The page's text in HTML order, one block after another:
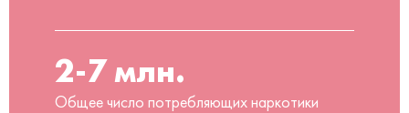
2-7 млн.
Общее число потребляющих наркотики